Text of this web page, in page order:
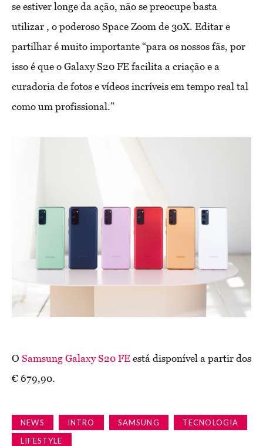
se estiver longe da ação, não se preocupe basta
utilizar , o poderoso Space Zoom de 30X. Editar e
partilhar é muito importante “para os nossos fãs, por
isso é que o Galaxy S20 FE facilita a criação e a
curadoria de fotos e vídeos incríveis em tempo real tal
como um profissional.”
O Samsung Galaxy S20 FE está disponível a partir dos
€ 679,90.
NEWS INTRO SAMSUNG
TECNOLOGIA
LIFESTYLE